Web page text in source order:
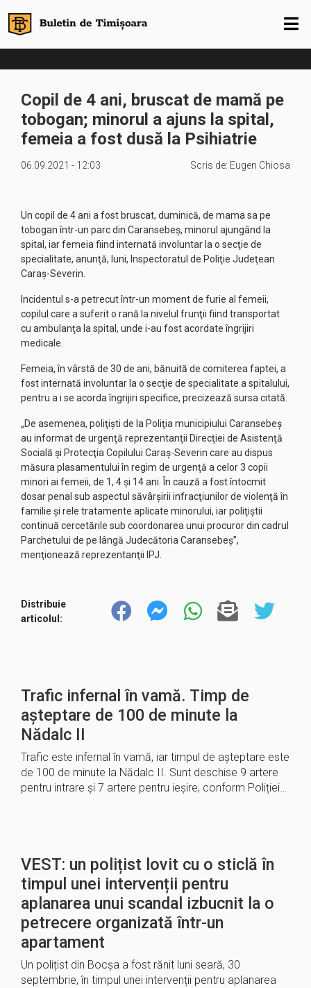
Copil de 4 ani, bruscat de mamă pe
tobogan; minorul a ajuns la spital,
femeia a fost dusă la Psihiatrie
06.09.2021 - 12:03 Scris de: Eugen Chiosa
Un copil de 4 ani a fost bruscat, duminică, de mama sa pe
tobogan într-un parc din Caransebeş, minorul ajungând la
spital, iar femeia fiind internată involuntar la o secţie de
specialitate, anunţă, luni, Inspectoratul de Poliţie Judeţean
Caraş-Severin.
Incidentul s-a petrecut într-un moment de furie al femeii,
copilul care a suferit o rană la nivelul frunţii fiind transportat
cu ambulanţa la spital, unde i-au fost acordate îngrijiri
medicale.
Femeia, în vârstă de 30 de ani, bănuită de comiterea faptei, a
fost internată involuntar la o secţie de specialitate a spitalului,
pentru a i se acorda îngrijiri specifice, precizează sursa citată.
„De asemenea, poliţişti de la Poliţia municipiului Caransebeş
au informat de urgenţă reprezentanţii Direcţiei de Asistenţă
Socială şi Protecţia Copilului Caraş-Severin care au dispus
măsura plasamentului în regim de urgenţă a celor 3 copii
minori ai femeii, de 1, 4 şi 14 ani. În cauză a fost întocmit
dosar penal sub aspectul săvârşirii infracţiunilor de violenţă în
familie şi rele tratamente aplicate minorului, iar poliţiştii
continuă cercetările sub coordonarea unui procuror din cadrul
Parchetului de pe lângă Judecătoria Caransebeş”,
menţionează reprezentanţii IPJ.
Distribuie
articolul:
Trafic infernal în vamă. Timp de
așteptare de 100 de minute la
Nădalc II
Trafic este infernal în vamă, iar timpul de așteptare este
de 100 de minute la Nădalc II. Sunt deschise 9 artere
pentru intrare și 7 artere pentru ieșire, conform Poliției…
VEST: un polițist lovit cu o sticlă în
timpul unei intervenții pentru
aplanarea unui scandal izbucnit la o
petrecere organizată într-un
apartament
Un polițist din Bocșa a fost rănit luni seară, 30
septembrie, în timpul unei intervenții pentru aplanarea